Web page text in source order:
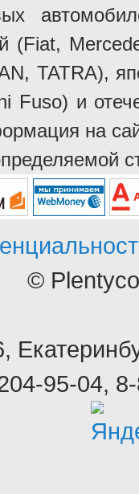
(Fiat,
TATRA),
Fuso) и
на
©
,
95-04,